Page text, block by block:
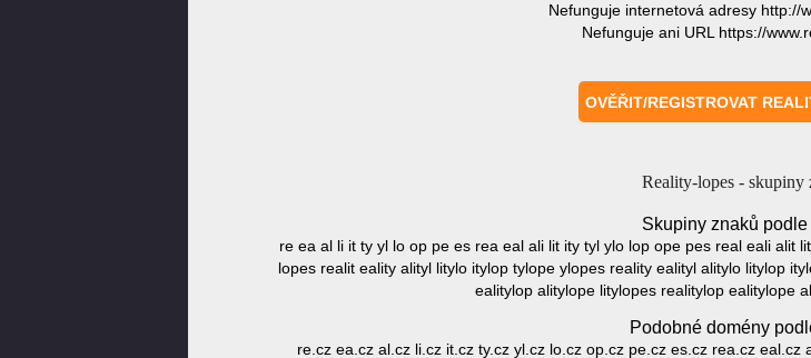
Nefunguje internetová adresy http://
Nefunguje ani URL https://
Reality-lopes - skupiny
Skupiny znaků
re ea al li it ty yl lo op pe es rea eal ali lit ity tyl ylo lop ope pes real eali alit
lopes realit eality alityl litylo itylop tylope ylopes reality ealityl alitylo litylop
ealitylop alitylope litylopes realitylop ealitylope
Podobné domény
re.cz ea.cz al.cz li.cz it.cz ty.cz yl.cz lo.cz op.cz pe.cz es.cz rea.cz